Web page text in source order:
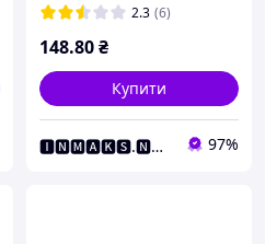
2.3 (6)
148.80₴
Купити
🅸🅽🅼🅰🅺🆂.🅽🅴🆃 Інтернет Магазин 97%